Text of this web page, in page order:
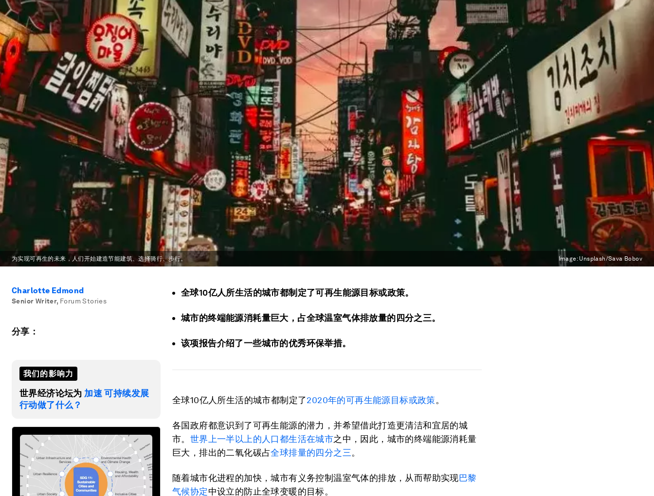
为实现可再生的未来，人们开始建造节能建筑、选择骑行、步行。 Image: Unsplash/Sava Bobov
Charlotte Edmond
Senior Writer, Forum Stories
分享：
我们的影响力
世界经济论坛为 加速 可持续发展
行动做了什么？
全球10亿人所生活的城市都制定了可再生能源目标或政策。
城市的终端能源消耗量巨大，占全球温室气体排放量的四分之三。
该项报告介绍了一些城市的优秀环保举措。
全球10亿人所生活的城市都制定了2020年的可再生能源目标或政策。
各国政府都意识到了可再生能源的潜力，并希望借此打造更清洁和宜居的城
市。 世界上一半以上的人口都生活在城市之中，因此，城市的终端能源消耗量
巨大，排出的二氧化碳占全球排量的四分之三。
随着城市化进程的加快，城市有义务控制温室气体的排放，从而帮助实现巴黎
气候协定中设立的防止全球变暖的目标。